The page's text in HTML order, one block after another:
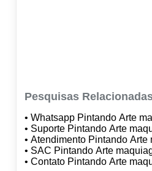
Pesquisas
• Whatsapp Pintando Arte
• Suporte Pintando Arte
• Atendimento Pintando
• SAC Pintando Arte
• Contato Pintando Arte